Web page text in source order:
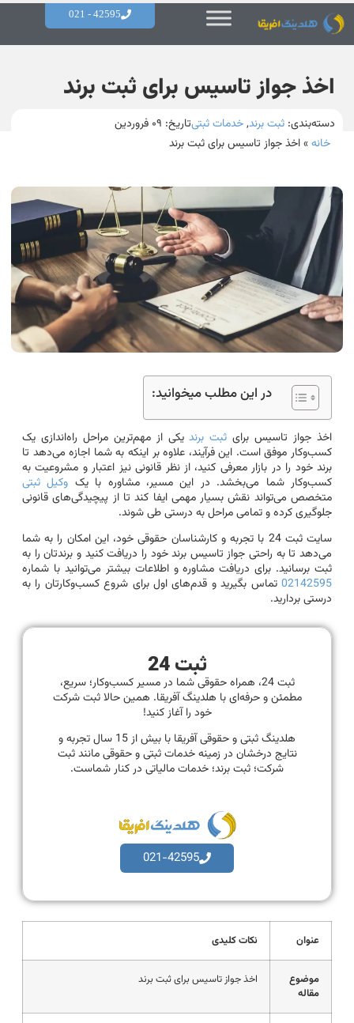
42595 - 021
اخذ جواز تاسیس برای ثبت برند
دسته‌بندی: ثبت برند,خدمات ثبتیتاریخ:
خانه»اخذ جواز تاسیس برای ثبت برند
در این مطلب میخوانید:
اخذ جواز تاسیس برای ثبت برندیکی از مهم‌ترین مراحل راه‌اندازی یک
کسب‌وکار موفق است. این فرآیند، علاوه بر اینکه به شما اجازه می‌دهد تا
برند خود را در بازار معرفی کنید، از نظر قانونی نیز اعتبار و مشروعیت به
کسب‌وکار شما می‌بخشد. در این مسیر، مشاوره با یک وکیل ثبتی
متخصص می‌تواند نقش بسیار مهمی ایفا کند تا از پیچیدگی‌های قانونی
جلوگیری کرده و تمامی مراحل به درستی طی شوند.
سایت ثبت 24 با تجربه و کارشناسان حقوقی خود، این امکان را به شما
می‌دهد تا به راحتی جواز تاسیس برند خود را دریافت کنید و برندتان را به
ثبت برسانید. برای دریافت مشاوره و اطلاعات بیشتر می‌توانید با شماره
02142595 تماس بگیرید و قدم‌های اول برای شروع کسب‌وکارتان را به
درستی بردارید.
ثبت 24
ثبت 24، همراه حقوقی شما در مسیر کسب‌وکار؛ سریع،
مطمئن و حرفه‌ای با هلدینگ آفریقا. همین حالا ثبت شرکت
خود را آغاز کنید!
هلدینگ ثبتی و حقوقی آفریقا با بیش از 15 سال تجربه و
نتایج درخشان در زمینه خدمات ثبتی و حقوقی مانند ثبت
شرکت؛ ثبت برند؛ خدمات مالیاتی در کنار شماست.
021-42595
عنوان نکات کلیدی
موضوع
مقاله
اخذ جواز تاسیس برای ثبت برند